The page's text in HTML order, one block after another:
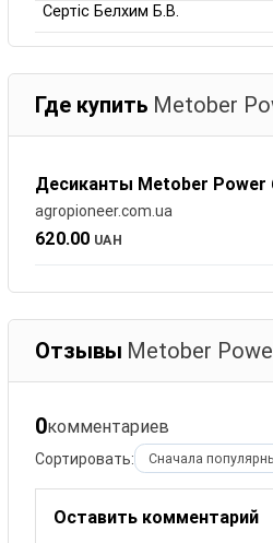
Сертіс Белхим Б.В.
Где купить Metober
Десиканты Metober Power
agropioneer.com.ua
620.00 UAH
Отзывы Metober
0комментариев
Сортировать:
Оставить комментарий